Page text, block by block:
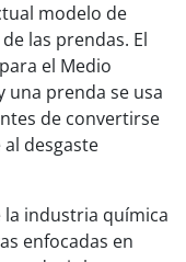
modelo de
las prendas. El
el Medio
una prenda se usa
de convertirse
desgaste
la industria química
enfocadas en